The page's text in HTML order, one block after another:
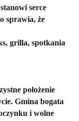
serce
sprawia, że
grilla, spotkania
położenie
Gmina bogata
i wolne